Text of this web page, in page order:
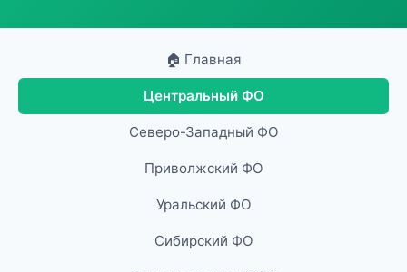
🏠 Главная
Центральный ФО
Северо-Западный ФО
Приволжский ФО
Уральский ФО
Сибирский ФО